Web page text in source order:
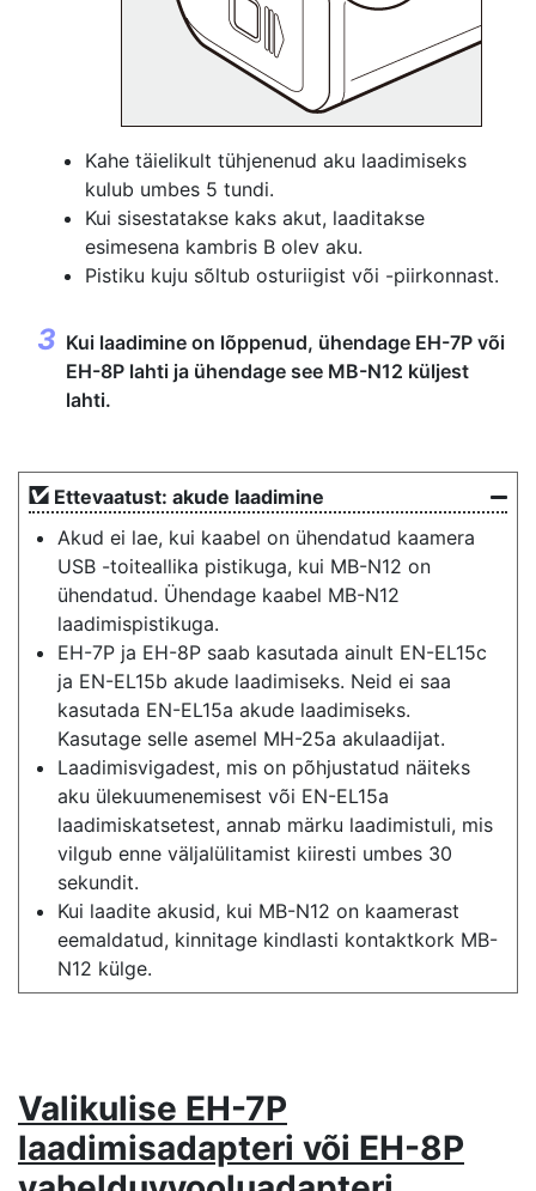
Kahe täielikult tühjenenud aku laadimiseks
kulub umbes 5 tundi.
Kui sisestatakse kaks akut, laaditakse
esimesena kambris B olev aku.
Pistiku kuju sõltub osturiigist või -piirkonnast.
Kui laadimine on lõppenud, ühendage EH-7P või
EH-8P lahti ja ühendage see MB-N12 küljest
lahti.
Ettevaatust: akude laadimine
Akud ei lae, kui kaabel on ühendatud kaamera
USB -toiteallika pistikuga, kui MB-N12 on
ühendatud. Ühendage kaabel MB-N12
laadimispistikuga.
EH-7P ja EH-8P saab kasutada ainult EN-EL15c
ja EN-EL15b akude laadimiseks. Neid ei saa
kasutada EN-EL15a akude laadimiseks.
Kasutage selle asemel MH-25a akulaadijat.
Laadimisvigadest, mis on põhjustatud näiteks
aku ülekuumenemisest või EN-EL15a
laadimiskatsetest, annab märku laadimistuli, mis
vilgub enne väljalülitamist kiiresti umbes 30
sekundit.
Kui laadite akusid, kui MB-N12 on kaamerast
eemaldatud, kinnitage kindlasti kontaktkork MB-
N12 külge.
Valikulise EH-7P
laadimisadapteri või EH-8P